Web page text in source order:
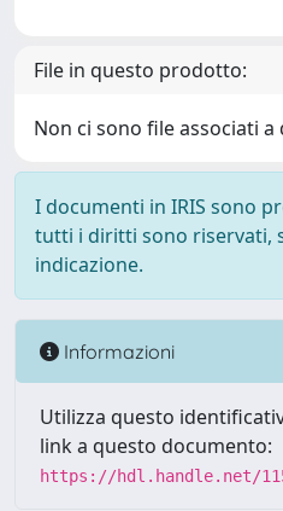
File in questo prodotto:
Non ci sono file associati
I documenti in IRIS sono
tutti i diritti sono riservati,
indicazione.
Informazioni
Utilizza questo
link a questo documento:
https://hdl.handle.net/